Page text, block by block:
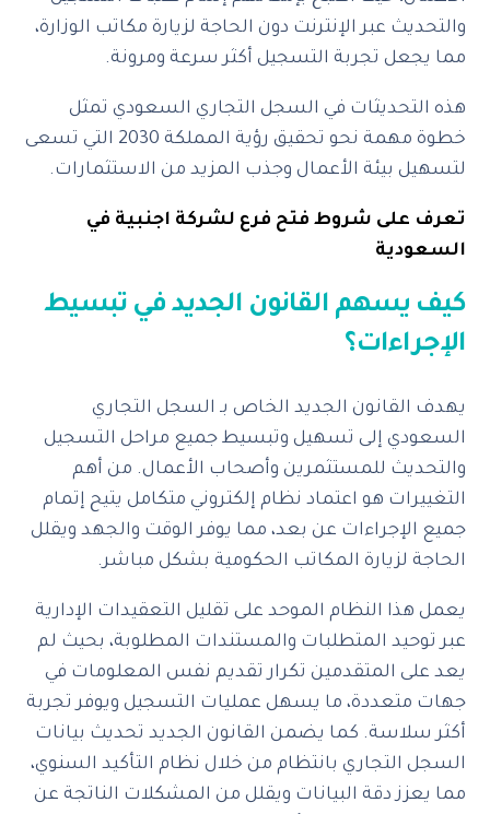
والتحديث عبر الإنترنت دون الحاجة لزيارة مكاتب الوزارة،
مما يجعل تجربة التسجيل أكثر سرعة ومرونة.
هذه التحديثات في السجل التجاري السعودي تمثل
خطوة مهمة نحو تحقيق رؤية المملكة 2030 التي تسعى
لتسهيل بيئة الأعمال وجذب المزيد من الاستثمارات.
تعرف على شروط فتح فرع لشركة اجنبية في
السعودية
كيف يسهم القانون الجديد في تبسيط
الإجراءات؟
يهدف القانون الجديد الخاص بـ السجل التجاري
السعودي إلى تسهيل وتبسيط جميع مراحل التسجيل
والتحديث للمستثمرين وأصحاب الأعمال. من أهم
التغييرات هو اعتماد نظام إلكتروني متكامل يتيح إتمام
جميع الإجراءات عن بعد، مما يوفر الوقت والجهد ويقلل
الحاجة لزيارة المكاتب الحكومية بشكل مباشر.
يعمل هذا النظام الموحد على تقليل التعقيدات الإدارية
عبر توحيد المتطلبات والمستندات المطلوبة، بحيث لم
يعد على المتقدمين تكرار تقديم نفس المعلومات في
جهات متعددة، ما يسهل عمليات التسجيل ويوفر تجربة
أكثر سلاسة. كما يضمن القانون الجديد تحديث بيانات
السجل التجاري بانتظام من خلال نظام التأكيد السنوي،
مما يعزز دقة البيانات ويقلل من المشكلات الناتجة عن